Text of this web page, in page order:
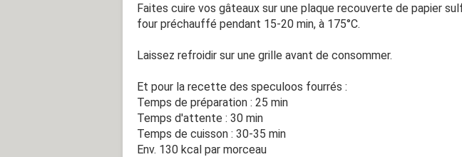
Faites cuire vos gâteaux sur une plaque recouverte de papier
four préchauffé pendant 15-20 min, à 175°C.
Laissez refroidir sur une grille avant de consommer.
Et pour la recette des speculoos fourrés :
Temps de préparation : 25 min
Temps d'attente : 30 min
Temps de cuisson : 30-35 min
Env. 130 kcal par morceau